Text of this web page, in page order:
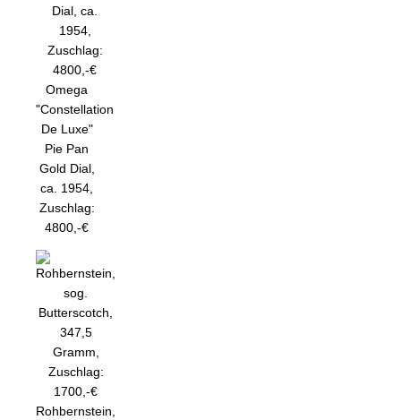
Omega
"Constellation
De Luxe"
Pie Pan
Gold Dial,
ca. 1954,
Zuschlag:
4800,-€
Rohbernstein,